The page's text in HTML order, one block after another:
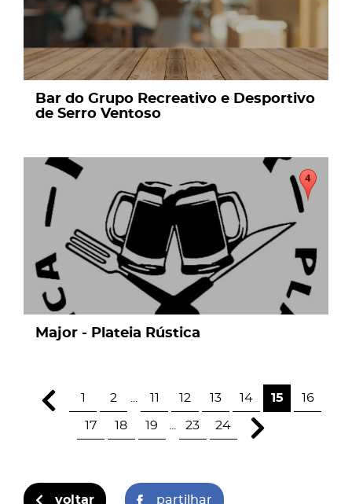
Bar do Grupo Recreativo e Desportivo
de Serro Ventoso
page
Major - Plateia Rústica
1 2 11 12 13 14 15 16
17 18 19 23 24
voltar partilhar